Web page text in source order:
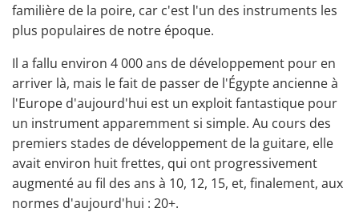
familière de la poire, car c'est l'un des instruments les
plus populaires de notre époque.
Il a fallu environ 4 000 ans de développement pour en
arriver là, mais le fait de passer de l'Égypte ancienne à
l'Europe d'aujourd'hui est un exploit fantastique pour
un instrument apparemment si simple. Au cours des
premiers stades de développement de la guitare, elle
avait environ huit frettes, qui ont progressivement
augmenté au fil des ans à 10, 12, 15, et, finalement, aux
normes d'aujourd'hui : 20+.